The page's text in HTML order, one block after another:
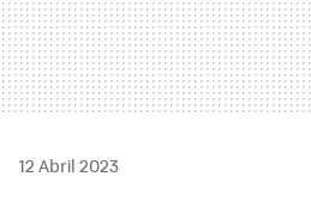
12 Abril 2023